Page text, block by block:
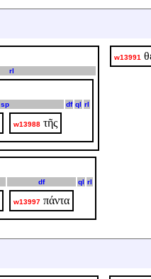
rl
sp df ql rl
w13988 τῆς
w13991
df ql rl
w13997 πάντα